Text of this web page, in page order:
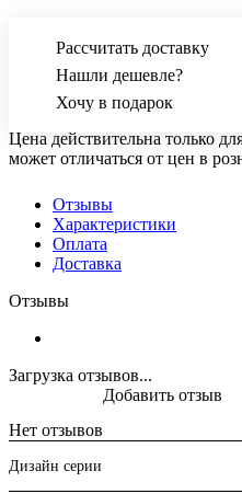
Рассчитать доставку
Нашли дешевле?
Хочу в подарок
Цена действительна только
может отличаться от цен в
Отзывы
Характеристики
Оплата
Доставка
Отзывы
Загрузка отзывов...
Нет отзывов
Добавить отзыв
Дизайн серии